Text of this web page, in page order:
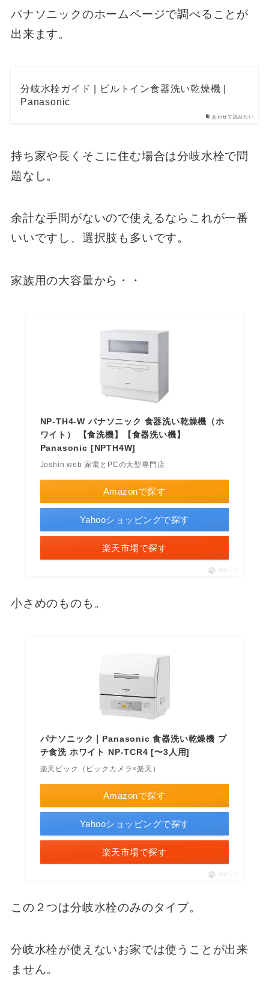
パナソニックのホームページで調べることが
出来ます。
あわせて読みたい
分岐水栓ガイド | ビルトイン食器洗い乾燥機 |
Panasonic
持ち家や長くそこに住む場合は分岐水栓で問
題なし。
余計な手間がないので使えるならこれが一番
いいですし、選択肢も多いです。
家族用の大容量から・・
NP-TH4-W パナソニック 食器洗い乾燥機（ホ
ワイト） 【食洗機】【食器洗い機】
Panasonic [NPTH4W]
Joshin web 家電とPCの大型専門店
Amazonで探す
Yahooショッピングで探す
楽天市場で探す
ポチップ
小さめのものも。
パナソニック｜Panasonic 食器洗い乾燥機 プ
チ食洗 ホワイト NP-TCR4 [〜3人用]
楽天ビック（ビックカメラ×楽天）
Amazonで探す
Yahooショッピングで探す
楽天市場で探す
ポチップ
この２つは分岐水栓のみのタイプ。
分岐水栓が使えないお家では使うことが出来
ません。